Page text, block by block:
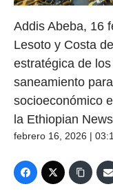
Addis Abeba, 16
Lesoto y Costa
estratégica de
saneamiento
socioeconómico
la Ethiopian
febrero 16, 2026 |